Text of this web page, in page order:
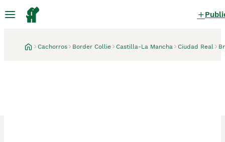
Cachorros Border Collie Castilla-La Mancha Ciudad Real